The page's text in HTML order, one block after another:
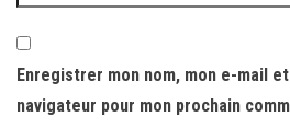
Enregistrer mon nom, mon e-mail
navigateur pour mon prochain